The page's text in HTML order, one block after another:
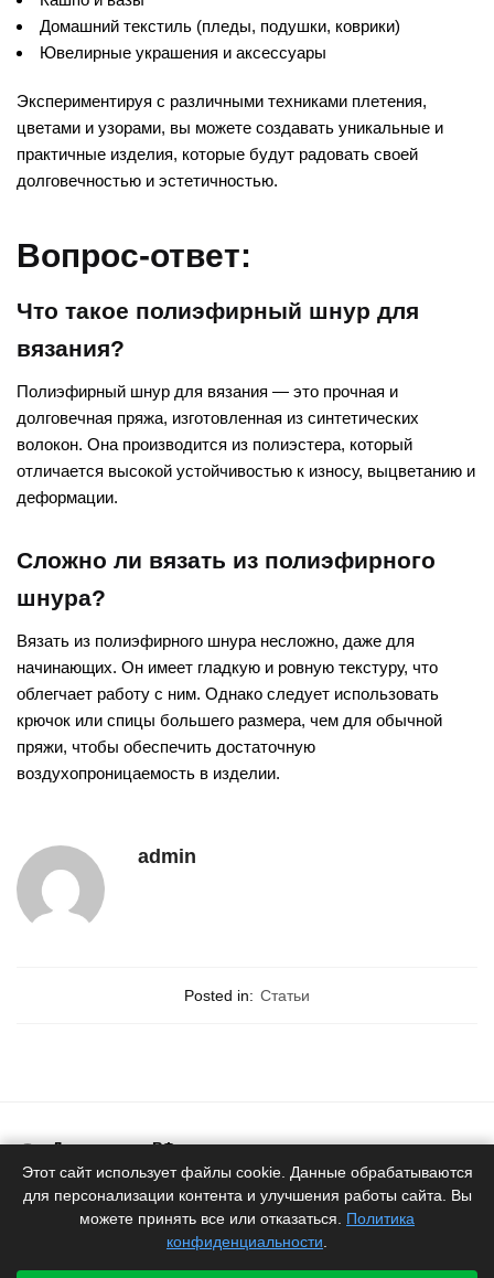
Домашний текстиль (пледы, подушки, коврики)
Ювелирные украшения и аксессуары
Экспериментируя с различными техниками плетения,
цветами и узорами, вы можете создавать уникальные и
практичные изделия, которые будут радовать своей
долговечностью и эстетичностью.
Вопрос-ответ:
Что такое полиэфирный шнур для
вязания?
Полиэфирный шнур для вязания — это прочная и
долговечная пряжа, изготовленная из синтетических
волокон. Она производится из полиэстера, который
отличается высокой устойчивостью к износу, выцветанию и
деформации.
Сложно ли вязать из полиэфирного
шнура?
Вязать из полиэфирного шнура несложно, даже для
начинающих. Он имеет гладкую и ровную текстуру, что
облегчает работу с ним. Однако следует использовать
крючок или спицы большего размера, чем для обычной
пряжи, чтобы обеспечить достаточную
воздухопроницаемость в изделии.
admin
Posted in: Статьи
Доставка по РФ
Белоруское качество
Продукция
от производителя
Гарантия
Этот сайт использует файлы cookie. Данные обрабатываются
для персонализации контента и улучшения работы сайта. Вы
можете принять все или отказаться. Политика
конфиденциальности